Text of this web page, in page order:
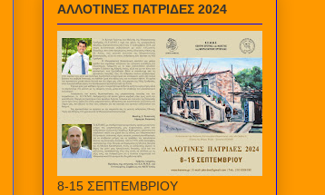
ΑΛΛΟΤΙΝΕΣ ΠΑΤΡΙΔΕΣ 2024
8-15 ΣΕΠΤΕΜΒΡΙΟΥ